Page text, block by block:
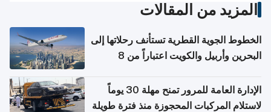
المزيد من المقالات
الخطوط الجوية القطرية تستأنف رحلاتها إلى
البحرين وأربيل والكويت اعتباراً من 8
الإدارة العامة للمرور تمنح مهلة 30 يوماً
لاستلام المركبات المحجوزة منذ فترة طويلة